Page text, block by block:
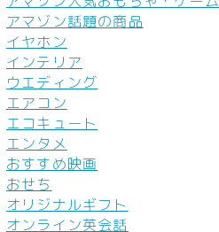
アマゾン話題の商品
イヤホン
インテリア
ウエディング
エアコン
エコキュート
エンタメ
おすすめ映画
おせち
オリジナルギフト
オンライン英会話